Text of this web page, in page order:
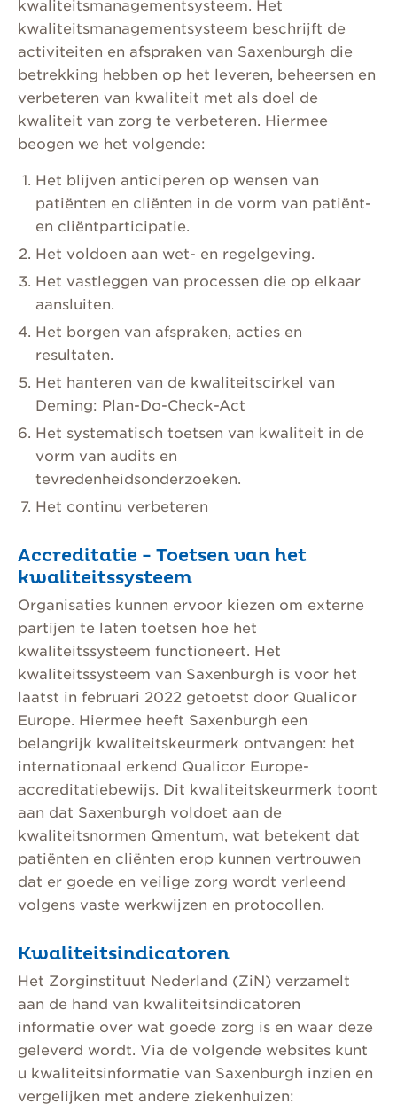
kwaliteitsmanagementsysteem. Het
kwaliteitsmanagementsysteem beschrijft de
activiteiten en afspraken van Saxenburgh die
betrekking hebben op het leveren, beheersen en
verbeteren van kwaliteit met als doel de
kwaliteit van zorg te verbeteren. Hiermee
beogen we het volgende:
Het blijven anticiperen op wensen van
patiënten en cliënten in de vorm van patiënt-
en cliëntparticipatie.
Het voldoen aan wet- en regelgeving.
Het vastleggen van processen die op elkaar
aansluiten.
Het borgen van afspraken, acties en
resultaten.
Het hanteren van de kwaliteitscirkel van
Deming: Plan-Do-Check-Act
Het systematisch toetsen van kwaliteit in de
vorm van audits en
tevredenheidsonderzoeken.
Het continu verbeteren
Accreditatie - Toetsen van het
kwaliteitssysteem
Organisaties kunnen ervoor kiezen om externe
partijen te laten toetsen hoe het
kwaliteitssysteem functioneert. Het
kwaliteitssysteem van Saxenburgh is voor het
laatst in februari 2022 getoetst door Qualicor
Europe. Hiermee heeft Saxenburgh een
belangrijk kwaliteitskeurmerk ontvangen: het
internationaal erkend Qualicor Europe-
accreditatiebewijs. Dit kwaliteitskeurmerk toont
aan dat Saxenburgh voldoet aan de
kwaliteitsnormen Qmentum, wat betekent dat
patiënten en cliënten erop kunnen vertrouwen
dat er goede en veilige zorg wordt verleend
volgens vaste werkwijzen en protocollen.
Kwaliteitsindicatoren
Het Zorginstituut Nederland (ZiN) verzamelt
aan de hand van kwaliteitsindicatoren
informatie over wat goede zorg is en waar deze
geleverd wordt. Via de volgende websites kunt
u kwaliteitsinformatie van Saxenburgh inzien en
vergelijken met andere ziekenhuizen: